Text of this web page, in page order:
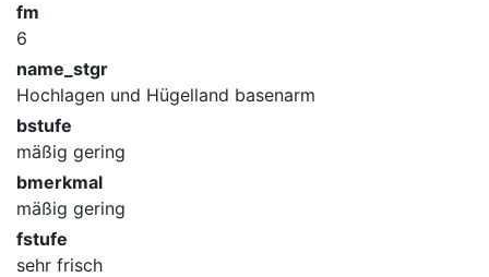
fm
6
name_stgr
Hochlagen und Hügelland basenarm
bstufe
mäßig gering
bmerkmal
mäßig gering
fstufe
sehr frisch